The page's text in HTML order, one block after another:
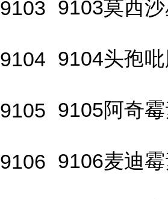
9103 9103莫西
9104 9104头孢
9105 9105阿奇
9106 9106麦迪